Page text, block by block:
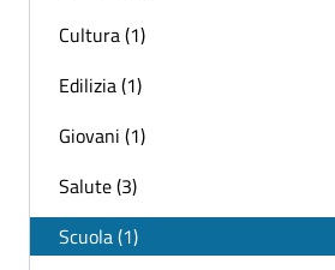
Cultura (1)
Edilizia (1)
Giovani (1)
Salute (3)
Scuola (1)